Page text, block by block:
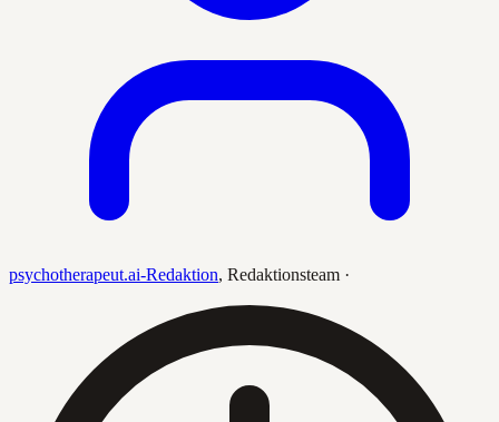
psychotherapeut.ai-Redaktion, Redaktionsteam ·